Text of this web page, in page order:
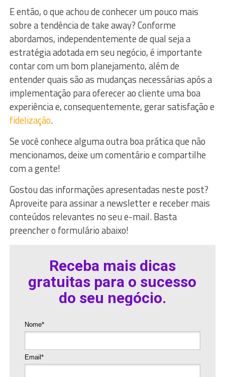
E então, o que achou de conhecer um pouco mais
sobre a tendência de take away? Conforme
abordamos, independentemente de qual seja a
estratégia adotada em seu negócio, é importante
contar com um bom planejamento, além de
entender quais são as mudanças necessárias após a
implementação para oferecer ao cliente uma boa
experiência e, consequentemente, gerar satisfação e
fidelização.
Se você conhece alguma outra boa prática que não
mencionamos, deixe um comentário e compartilhe
com a gente!
Gostou das informações apresentadas neste post?
Aproveite para assinar a newsletter e receber mais
conteúdos relevantes no seu e-mail. Basta
preencher o formulário abaixo!
Receba mais dicas
gratuitas para o sucesso
do seu negócio.
Nome*
Email*